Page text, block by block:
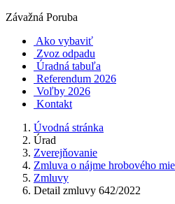
Závažná Poruba
Ako vybaviť
Zvoz odpadu
Úradná tabuľa
Referendum 2026
Voľby 2026
Kontakt
Úvodná stránka
Úrad
Zverejňovanie
Zmluva o nájme hrobového
Zmluvy
Detail zmluvy 642/2022